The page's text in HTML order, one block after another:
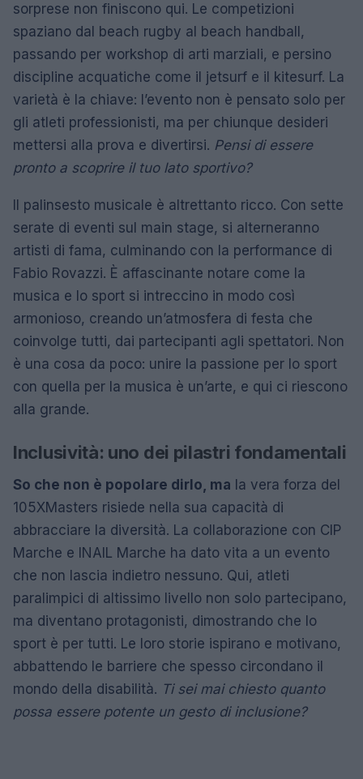
sorprese non finiscono qui. Le competizioni
spaziano dal beach rugby al beach handball,
passando per workshop di arti marziali, e persino
discipline acquatiche come il jetsurf e il kitesurf. La
varietà è la chiave: l’evento non è pensato solo per
gli atleti professionisti, ma per chiunque desideri
mettersi alla prova e divertirsi. Pensi di essere
pronto a scoprire il tuo lato sportivo?
Il palinsesto musicale è altrettanto ricco. Con sette
serate di eventi sul main stage, si alterneranno
artisti di fama, culminando con la performance di
Fabio Rovazzi. È affascinante notare come la
musica e lo sport si intreccino in modo così
armonioso, creando un’atmosfera di festa che
coinvolge tutti, dai partecipanti agli spettatori. Non
è una cosa da poco: unire la passione per lo sport
con quella per la musica è un’arte, e qui ci riescono
alla grande.
Inclusività: uno dei pilastri fondamentali
So che non è popolare dirlo, ma la vera forza del
105XMasters risiede nella sua capacità di
abbracciare la diversità. La collaborazione con CIP
Marche e INAIL Marche ha dato vita a un evento
che non lascia indietro nessuno. Qui, atleti
paralimpici di altissimo livello non solo partecipano,
ma diventano protagonisti, dimostrando che lo
sport è per tutti. Le loro storie ispirano e motivano,
abbattendo le barriere che spesso circondano il
mondo della disabilità. Ti sei mai chiesto quanto
possa essere potente un gesto di inclusione?